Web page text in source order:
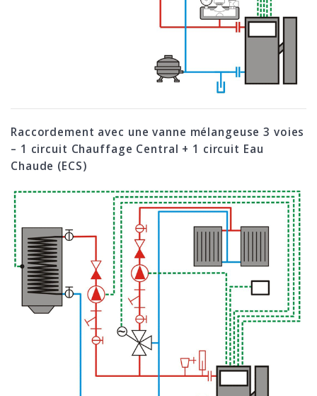
Raccordement avec une vanne mélangeuse 3 voies
– 1 circuit Chauffage Central + 1 circuit Eau
Chaude (ECS)